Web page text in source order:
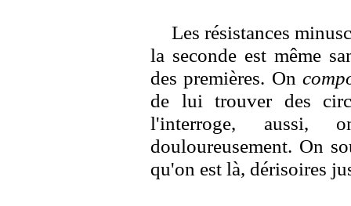
Les résistances
la seconde est même
des premières. On
de lui trouver des
l'interroge, aussi,
douloureusement. On
qu'on est là, dérisoires